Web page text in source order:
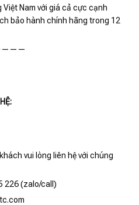
Nam với giá cả cực cạnh
bảo hành chính hãng trong 12
vui lòng liên hệ với chúng
226 (zalo/call)